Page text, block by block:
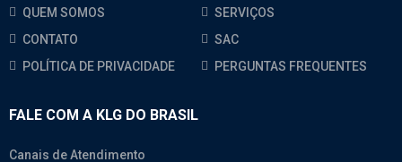
QUEM SOMOS
SERVIÇOS
CONTATO
SAC
POLÍTICA DE PRIVACIDADE
PERGUNTAS FREQUENTES
FALE COM A KLG DO BRASIL
Canais de Atendimento